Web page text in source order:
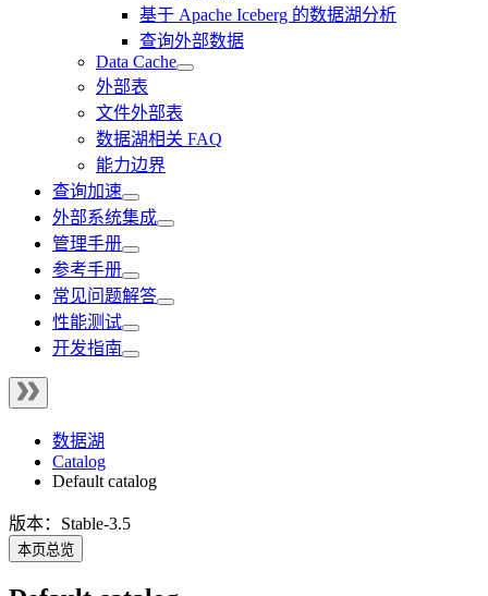
基于 Apache Iceberg 的数据湖分析
查询外部数据
Data Cache
外部表
文件外部表
数据湖相关 FAQ
能力边界
查询加速
外部系统集成
管理手册
参考手册
常见问题解答
性能测试
开发指南
数据湖
Catalog
Default catalog
版本：Stable-3.5
本页总览